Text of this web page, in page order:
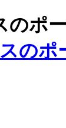
のポ